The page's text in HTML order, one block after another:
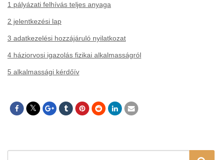
1 pályázati felhívás teljes anyaga
2 jelentkezési lap
3 adatkezelési hozzájáruló nyilatkozat
4 háziorvosi igazolás fizikai alkalmasságról
5 alkalmassági kérdőív